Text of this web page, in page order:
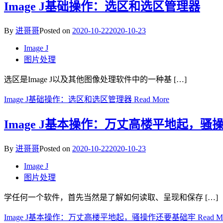
Image J基础操作：选区和选区管理器
By 进哥哥Posted on 2020-10-222020-10-23
Image J
图片处理
选区是Image J以及其他图像处理软件中的一种基 […]
Image J基础操作：选区和选区管理器 Read More
Image J基本操作：万丈高楼平地起，骚
By 进哥哥Posted on 2020-10-222020-10-23
Image J
图片处理
学任何一个软件，首先当然是了解如何读取、呈现和保存 […]
Image J基本操作：万丈高楼平地起，骚操作还要基础牢 Read